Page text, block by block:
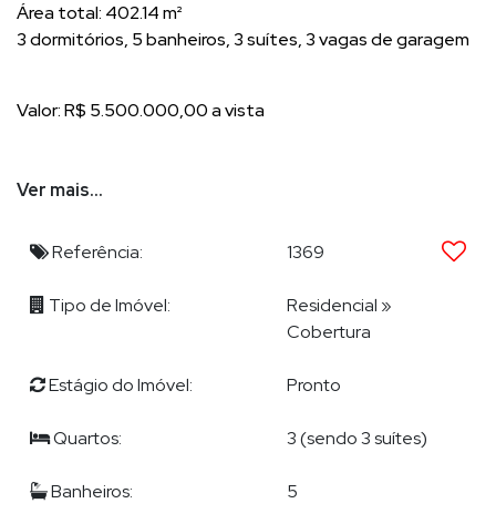
Área total: 402.14 m²
3 dormitórios, 5 banheiros, 3 suítes, 3 vagas de garagem
Valor: R$ 5.500.000,00 a vista
Descrição unidade:
- Lavabo
- Área de Serviço
- Infraestrutura para água quente
- Acabamento em gesso
- Porcelanato
- Interfone
Ver mais...
Referência: 1369
Tipo de Imóvel: Residencial »
Cobertura
Estágio do Imóvel: Pronto
Quartos: 3 (sendo 3 suítes)
Banheiros: 5